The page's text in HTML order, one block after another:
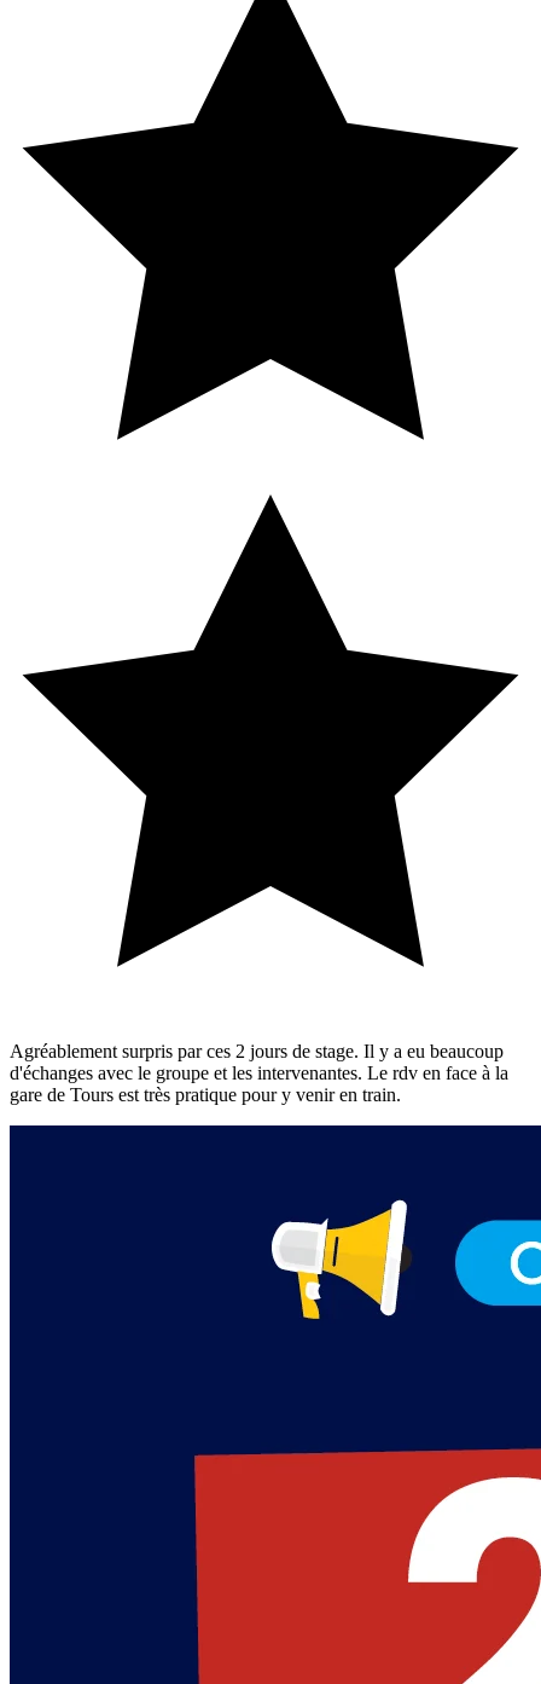
Agréablement surpris par ces 2 jours de stage. Il y a eu beaucoup
d'échanges avec le groupe et les intervenantes. Le rdv en face à la
gare de Tours est très pratique pour y venir en train.